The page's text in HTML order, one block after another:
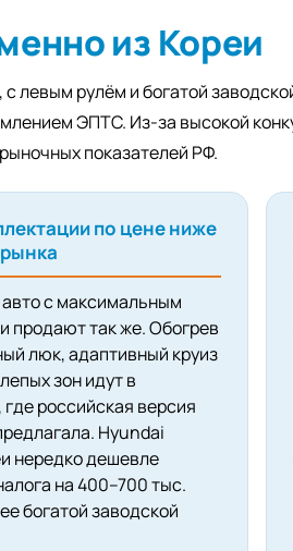
из Кореи
левым рулём и богатой
ЭПТС. Из-за высокой
показателей РФ.
по цене ниже
с максимальным
продают так же. Обогрев
люк, адаптивный круиз
зон идут в
российская версия
Hyundai
нередко дешевле
на 400–700 тыс.
богатой заводской